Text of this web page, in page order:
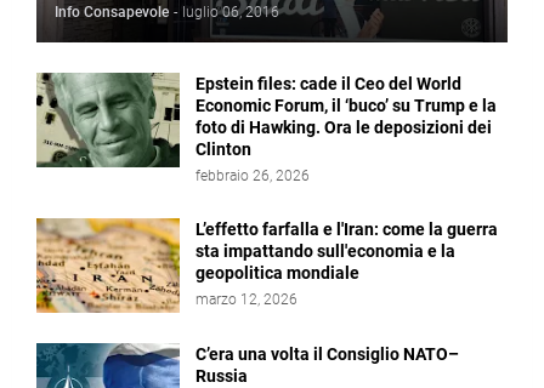
Info Consapevole - luglio 06, 2016
Epstein files: cade il Ceo del World
Economic Forum, il ‘buco’ su Trump e la
foto di Hawking. Ora le deposizioni dei
Clinton
febbraio 26, 2026
L’effetto farfalla e l'Iran: come la guerra
sta impattando sull'economia e la
geopolitica mondiale
marzo 12, 2026
C’era una volta il Consiglio NATO–
Russia